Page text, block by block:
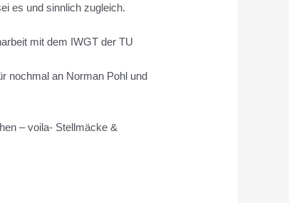
es und sinnlich zugleich.
mit dem IWGT der TU
nochmal an Norman Pohl und
– voila- Stellmäcke &